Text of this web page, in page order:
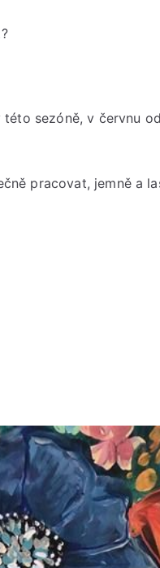
sezóně, v červnu
pracovat, jemně a